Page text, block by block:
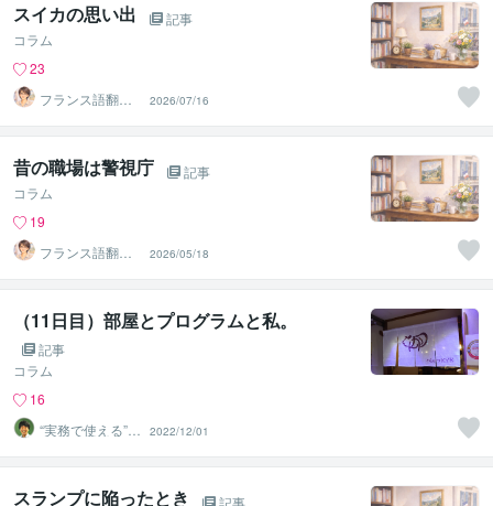
スイカの思い出
記事
コラム
23
フランス語翻訳
者 遠藤ゆかり
2026/07/16
昔の職場は警視庁
記事
コラム
19
フランス語翻訳
者 遠藤ゆかり
2026/05/18
（11日目）部屋とプログラムと私。
記事
コラム
16
“実務で使える”改
善パートナー／
かめきち
2022/12/01
スランプに陥ったとき
記事